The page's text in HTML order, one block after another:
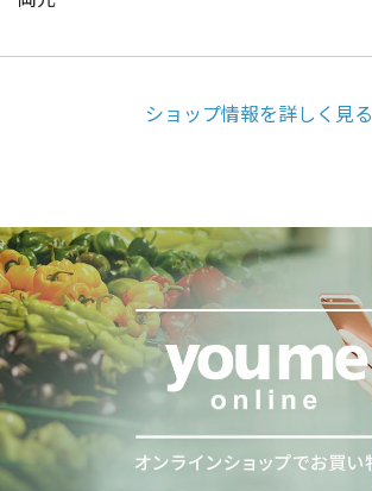
ショップ情報を詳しく見る